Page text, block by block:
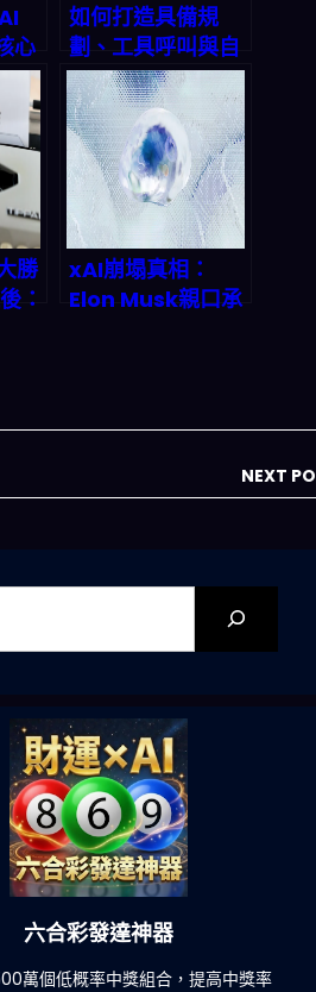
心
命
如何打造具備規
劃、工具呼叫與自
我批判能力的進階
Agentic AI 系
統？2026 終極實
戰指南
勝
：
xAI崩塌真相：
Elon Musk親口承
NEXT
六合彩發達神器
萬個低概率中獎組合，提高中獎率